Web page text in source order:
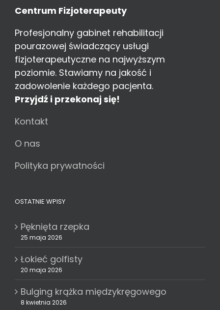
Centrum Fizjoterapeuty
Profesjonalny gabinet rehabilitacji
pourazowej świadczący usługi
fizjoterapeutyczne na najwyższym
poziomie. Stawiamy na jakość i
zadowolenie każdego pacjenta.
Przyjdź i przekonaj się!
Kontakt
O nas
Polityka prywatności
OSTATNIE WPISY
Pęknięta rzepka
25 maja 2026
Łokieć golfisty
20 maja 2026
Bulging krążka międzykręgowego
8 kwietnia 2026